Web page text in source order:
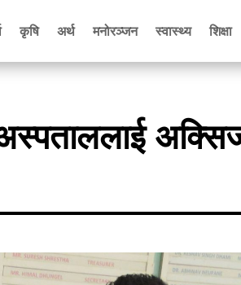
कृषि अर्थ मनोरञ्जन स्वास्थ्य शिक्षा
अस्पताललाई